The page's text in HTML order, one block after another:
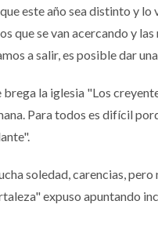
este año sea distinto y lo
que se van acercando y las
a salir, es posible dar
la iglesia "Los
Para todos es difícil
soledad, carencias,
expuso apuntando